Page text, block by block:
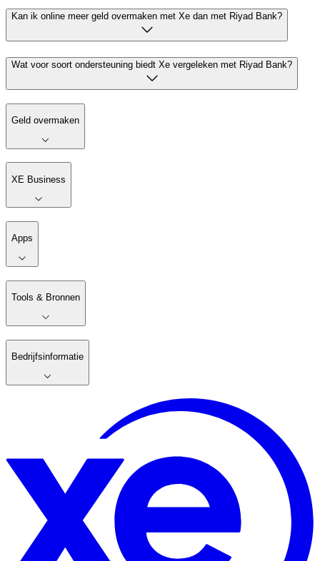
Kan ik online meer geld overmaken met Xe dan met Riyad Bank?
Wat voor soort ondersteuning biedt Xe vergeleken met Riyad Bank?
Geld overmaken
XE Business
Apps
Tools & Bronnen
Bedrijfsinformatie